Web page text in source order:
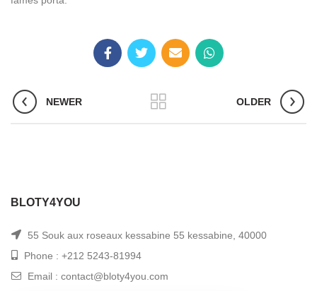
NEWER OLDER
BLOTY4YOU
55 Souk aux roseaux kessabine 55 kessabine, 40000
Phone : +212 5243-81994
Email : contact@bloty4you.com